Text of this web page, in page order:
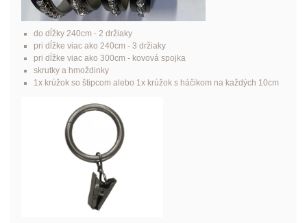
do dĺžky 240cm - 2 držiaky
pri dĺžke viac ako 240cm - 3 držiaky
pri dĺžke viac ako 300cm - kovová spojka
skrutky a hmoždinky
1x krúžok so štipcom alebo 1x krúžok s háčikom na každých 10cm